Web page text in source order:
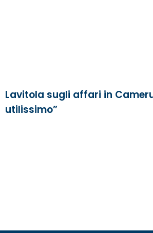
Lavitola sugli affari in
utilissimo”